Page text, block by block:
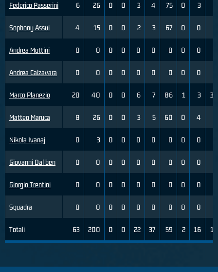
Federico Passerini
Sophony Assui
Andrea Mottini
Andrea Calzavara
Marco Planezio
Matteo Maruca
Nikola Ivanaj
Giovanni Dal ben
Giorgio Trentini
Squadra
Totali
6 26 0 0 3 4 75 0 3
4 15 0 0 2 3 67 0 0
0 0 0 0 0 0 0 0 0
0 0 0 0 0 0 0 0 0
20 40 0 0 6 7 86 1 3 33
8 26 0 0 3 5 60 0 4
0 3 0 0 0 0 0 0 0
0 0 0 0 0 0 0 0 0
0 0 0 0 0 0 0 0 0
0 0 0 0 0 0 0 0 0
63 200 0 0 22 37 59 2 16 13